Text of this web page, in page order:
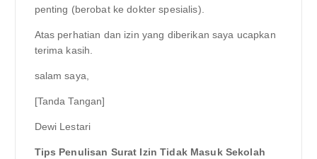
penting (berobat ke dokter spesialis).
Atas perhatian dan izin yang diberikan saya ucapkan
terima kasih.
salam saya,
[Tanda Tangan]
Dewi Lestari
Tips Penulisan Surat Izin Tidak Masuk Sekolah